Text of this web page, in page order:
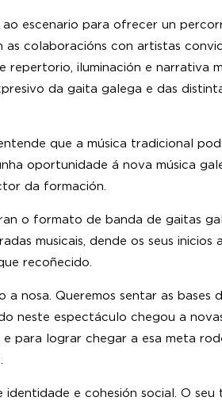
escenario para ofrecer un
colaboracións con artistas
iluminación e narrativa
da gaita galega e das
que a música tradicional
oportunidade á nova música
da formación.
o formato de banda de gaitas
musicais, dende os seus inicios
recoñecido.
nosa. Queremos sentar as bases
neste espectáculo chegou a
para lograr chegar a esa meta
e cohesión social. O seu